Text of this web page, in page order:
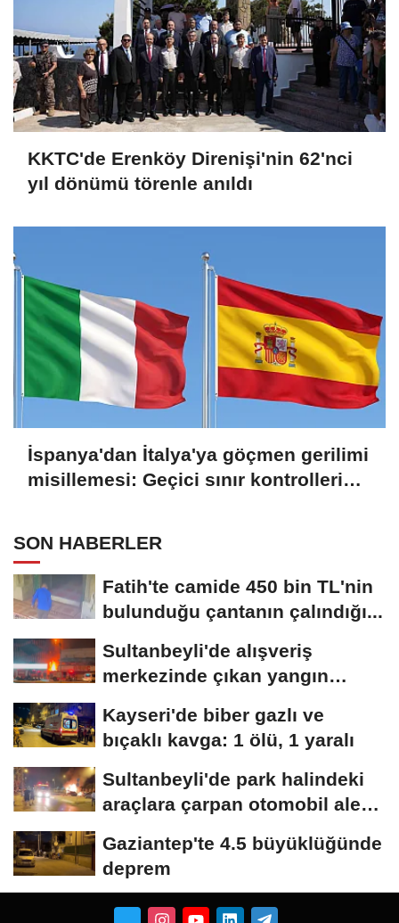
KKTC'de Erenköy Direnişi'nin 62'nci
yıl dönümü törenle anıldı
İspanya'dan İtalya'ya göçmen gerilimi
misillemesi: Geçici sınır kontrolleri
SON HABERLER
Fatih'te camide 450 bin TL'nin
bulunduğu çantanın çalındığı...
Sultanbeyli'de alışveriş
merkezinde çıkan yangın
Kayseri'de biber gazlı ve
bıçaklı kavga: 1 ölü, 1 yaralı
Sultanbeyli'de park halindeki
araçlara çarpan otomobil alev
Gaziantep'te 4.5 büyüklüğünde
deprem